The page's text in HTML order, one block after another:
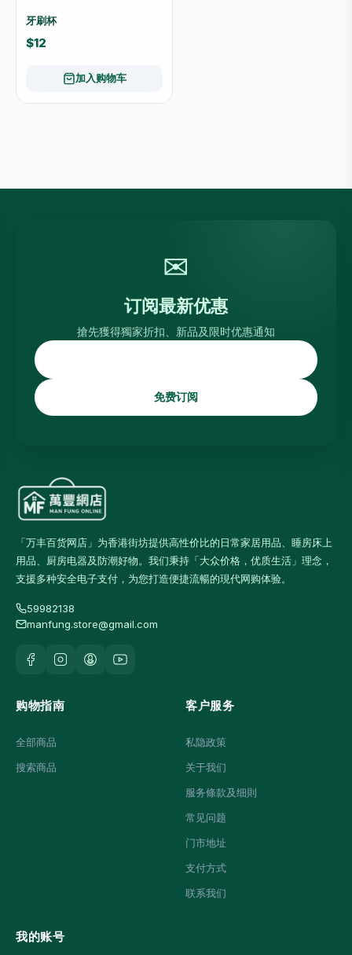
牙刷杯
$12
加入购物车
✉
订阅最新优惠
搶先獲得獨家折扣、新品及限时优惠通知
免费订阅
「万丰百货网店」为香港街坊提供高性价比的日常家居用品、睡房床上
用品、厨房电器及防潮好物。我们秉持「大众价格，优质生活」理念，
支援多种安全电子支付，为您打造便捷流暢的現代网购体验。
59982138
manfung.store@gmail.com
购物指南
全部商品
搜索商品
客户服务
私隐政策
关于我们
服务條款及细則
常见问题
门市地址
支付方式
联系我们
我的账号